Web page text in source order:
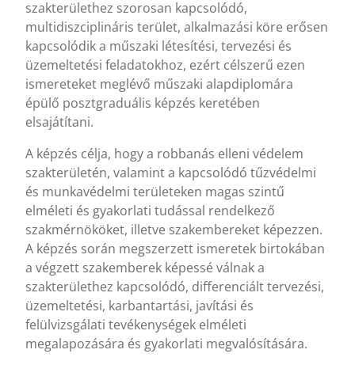
szakterülethez szorosan kapcsolódó,
multidiszciplináris terület, alkalmazási köre erősen
kapcsolódik a műszaki létesítési, tervezési és
üzemeltetési feladatokhoz, ezért célszerű ezen
ismereteket meglévő műszaki alapdiplomára
épülő posztgraduális képzés keretében
elsajátítani.
A képzés célja, hogy a robbanás elleni védelem
szakterületén, valamint a kapcsolódó tűzvédelmi
és munkavédelmi területeken magas szintű
elméleti és gyakorlati tudással rendelkező
szakmérnököket, illetve szakembereket képezzen.
A képzés során megszerzett ismeretek birtokában
a végzett szakemberek képessé válnak a
szakterülethez kapcsolódó, differenciált tervezési,
üzemeltetési, karbantartási, javítási és
felülvizsgálati tevékenységek elméleti
megalapozására és gyakorlati megvalósítására.